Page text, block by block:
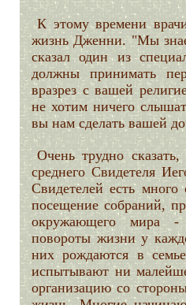
К этому времени
жизнь Дженни. "Мы
сказал один из
должны принимать
вразрез с вашей
не хотим ничего
вы нам сделать вашей
Очень трудно
среднего Свидетеля
Свидетелей есть
посещение собраний,
окружающего мира -
повороты жизни у
них рождаются в
испытывают ни
организацию со